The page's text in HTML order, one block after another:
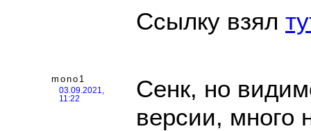
Ссылку взял
mono1
03.09.2021,
11:22
Сенк, но
версии, много